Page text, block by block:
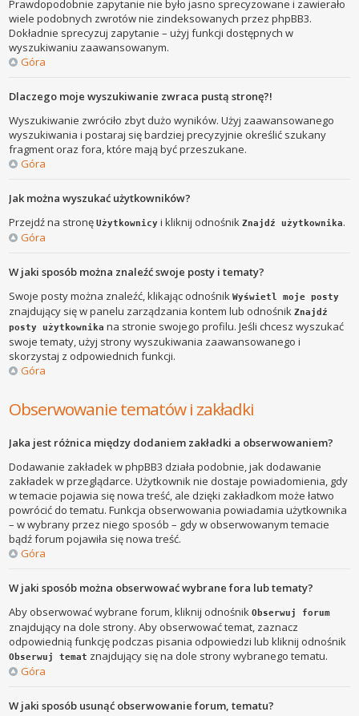
Prawdopodobnie zapytanie nie było jasno sprecyzowane i zawierało
wiele podobnych zwrotów nie zindeksowanych przez phpBB3.
Dokładnie sprecyzuj zapytanie – użyj funkcji dostępnych w
wyszukiwaniu zaawansowanym.
Góra
Dlaczego moje wyszukiwanie zwraca pustą stronę?!
Wyszukiwanie zwróciło zbyt dużo wyników. Użyj zaawansowanego
wyszukiwania i postaraj się bardziej precyzyjnie określić szukany
fragment oraz fora, które mają być przeszukane.
Góra
Jak można wyszukać użytkowników?
Przejdź na stronęUżytkownicy i kliknij odnośnikZnajdź użytkownika.
Góra
W jaki sposób można znaleźć swoje posty i tematy?
Swoje posty można znaleźć, klikając odnośnikWyświetl moje posty
znajdujący się w panelu zarządzania kontem lub odnośnikZnajdź
posty użytkownika na stronie swojego profilu. Jeśli chcesz wyszukać
swoje tematy, użyj strony wyszukiwania zaawansowanego i
skorzystaj z odpowiednich funkcji.
Góra
Obserwowanie tematów i zakładki
Jaka jest różnica między dodaniem zakładki a obserwowaniem?
Dodawanie zakładek w phpBB3 działa podobnie, jak dodawanie
zakładek w przeglądarce. Użytkownik nie dostaje powiadomienia, gdy
w temacie pojawia się nowa treść, ale dzięki zakładkom może łatwo
powrócić do tematu. Funkcja obserwowania powiadamia użytkownika
– w wybrany przez niego sposób – gdy w obserwowanym temacie
bądź forum pojawiła się nowa treść.
Góra
W jaki sposób można obserwować wybrane fora lub tematy?
Aby obserwować wybrane forum, kliknij odnośnikObserwuj forum
znajdujący na dole strony. Aby obserwować temat, zaznacz
odpowiednią funkcję podczas pisania odpowiedzi lub kliknij odnośnik
Obserwuj temat znajdujący się na dole strony wybranego tematu.
Góra
W jaki sposób usunąć obserwowanie forum, tematu?